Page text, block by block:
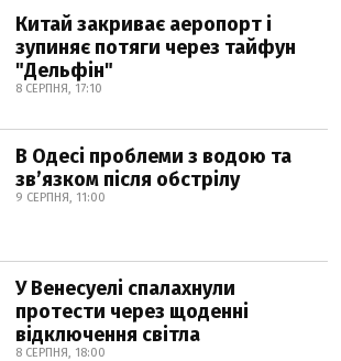
Китай закриває аеропорт і
зупиняє потяги через тайфун
"Дельфін"
8 СЕРПНЯ, 17:10
В Одесі проблеми з водою та
звʼязком після обстрілу
9 СЕРПНЯ, 11:00
У Венесуелі спалахнули
протести через щоденні
відключення світла
8 СЕРПНЯ, 18:00